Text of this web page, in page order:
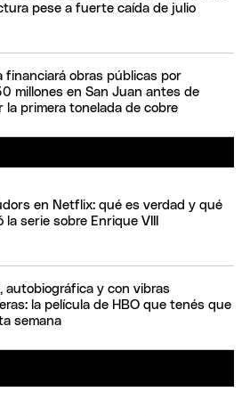
pese a fuerte caída de julio
financiará obras públicas por
millones en San Juan antes de
la primera tonelada de cobre
en Netflix: qué es verdad y qué
la serie sobre Enrique VIII
autobiográfica y con vibras
la película de HBO que tenés que
semana